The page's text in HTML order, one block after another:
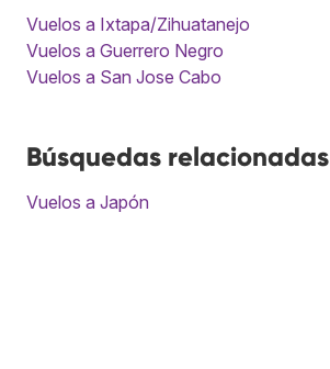
Vuelos a Ixtapa/Zihuatanejo
Vuelos a Guerrero Negro
Vuelos a San Jose Cabo
Búsquedas relacionadas
Vuelos a Japón